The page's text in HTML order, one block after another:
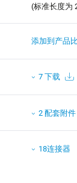
(标准长度为
添加到产品
7 下载
2 配套附件
18连接器